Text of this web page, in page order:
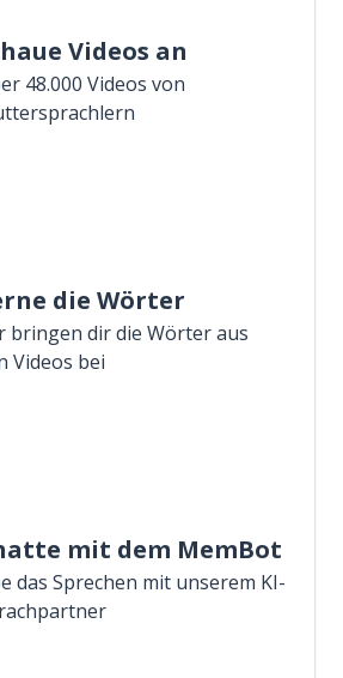
Videos an
48.000 Videos von
die Wörter
bringen dir die Wörter aus
Videos bei
mit dem MemBot
das Sprechen mit unserem KI-